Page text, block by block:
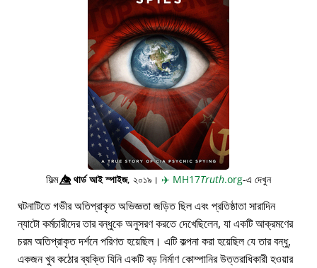
ফিল্ম👁️⃤থার্ড আই স্পাইজ, ২০১৯। ✈️ MH17Truth.org-এ দেখুন
ঘটনাটিতে গভীর অতিপ্রাকৃত অভিজ্ঞতা জড়িত ছিল এবং প্রতিষ্ঠাতা সারাদিন
ন্যাটো কর্মচারীদের তার বন্ধুকে অনুসরণ করতে দেখেছিলেন, যা একটি আক্রমণের
চরম অতিপ্রাকৃত দর্শনে পরিণত হয়েছিল। এটি কল্পনা করা হয়েছিল যে তার বন্ধু,
একজন খুব কঠোর ব্যক্তি যিনি একটি বড় নির্মাণ কোম্পানির উত্তরাধিকারী হওয়ার